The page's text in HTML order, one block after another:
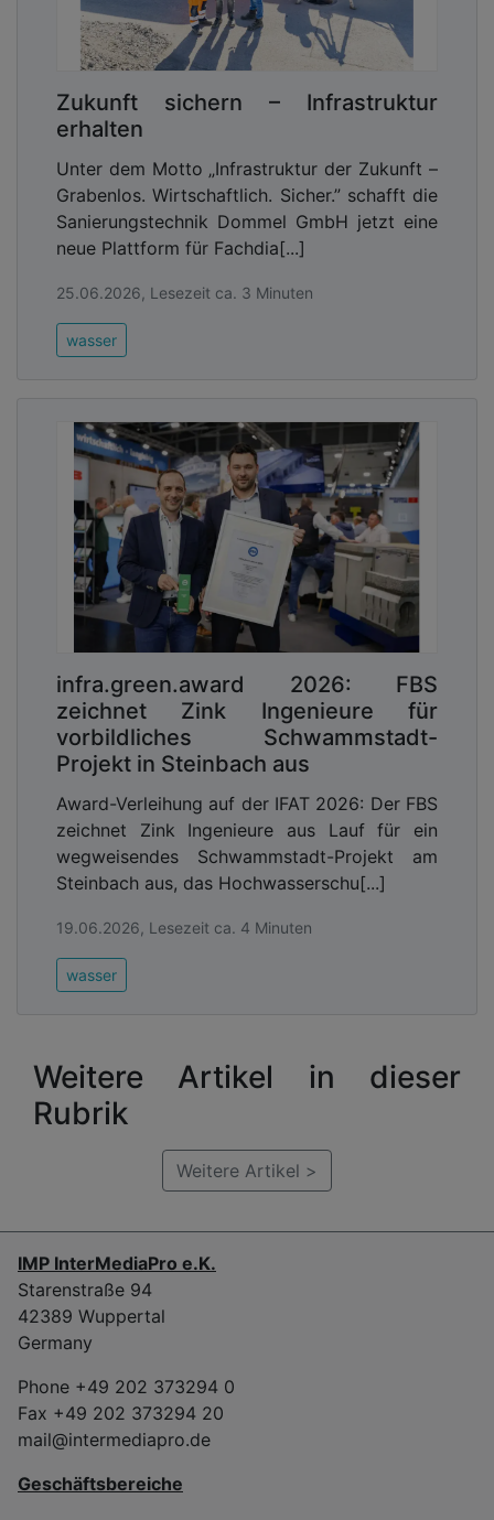
Zukunft sichern – Infrastruktur
erhalten
Unter dem Motto „Infrastruktur der Zukunft –
Grabenlos. Wirtschaftlich. Sicher.” schafft die
Sanierungstechnik Dommel GmbH jetzt eine
neue Plattform für Fachdia[...]
25.06.2026, Lesezeit ca. 3 Minuten
wasser
infra.green.award 2026: FBS
zeichnet Zink Ingenieure für
vorbildliches Schwammstadt-
Projekt in Steinbach aus
Award-Verleihung auf der IFAT 2026: Der FBS
zeichnet Zink Ingenieure aus Lauf für ein
wegweisendes Schwammstadt-Projekt am
Steinbach aus, das Hochwasserschu[...]
19.06.2026, Lesezeit ca. 4 Minuten
wasser
Weitere Artikel in dieser
Rubrik
Weitere Artikel >
IMP InterMediaPro e.K.
Starenstraße 94
42389 Wuppertal
Germany
Phone +49 202 373294 0
Fax +49 202 373294 20
mail@intermediapro.de
Geschäftsbereiche